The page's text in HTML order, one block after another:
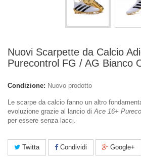
Nuovi Scarpette da Calcio
Purecontrol FG / AG Bianco
Condizione: Nuovo prodotto
Le scarpe da calcio fanno un altro
evoluzione grazie al lancio diAce 16+
per essere senza lacci.
Twitta Condividi Google+